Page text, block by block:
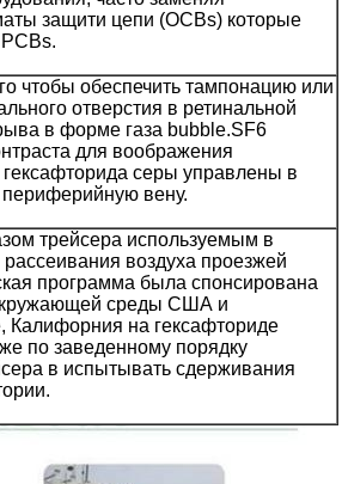
защити цепи (OCBs) которые
чтобы обеспечить тампонацию или
отверстия в ретинальной
в форме газа bubble.SF6
для воображения
гексафторида серы управлены в
вену.
трейсера используемым в
воздуха проезжей
программа была спонсирована
среды США и
Калифорния на гексафториде
по заведенному порядку
в испытывать сдерживания